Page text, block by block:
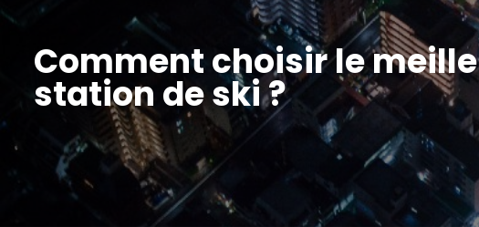
Comment choisir le
station de ski ?